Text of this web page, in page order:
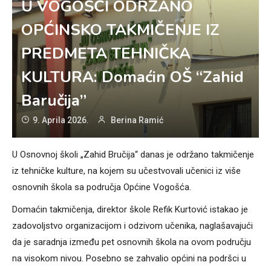
U VOGOŠĆI ODRŽANO
OPĆINSKO TAKMIČENJE IZ
PREDMETA TEHNIČKA
KULTURA: Domaćin OŠ “Zahid
Baručija”
9. Aprila 2026. Berina Ramić
U Osnovnoj školi „Zahid Bručija“ danas je održano takmičenje
iz tehničke kulture, na kojem su učestvovali učenici iz više
osnovnih škola sa područja Općine Vogošća.
Domaćin takmičenja, direktor škole Refik Kurtović istakao je
zadovoljstvo organizacijom i odzivom učenika, naglašavajući
da je saradnja između pet osnovnih škola na ovom području
na visokom nivou. Posebno se zahvalio općini na podršci u